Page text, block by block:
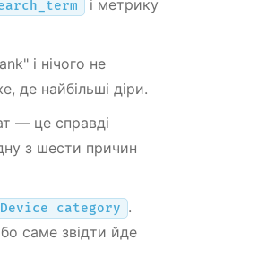
і метрику
і нічого не
де найбільші діри.
— це справді
з шести причин
Device category .
саме звідти йде